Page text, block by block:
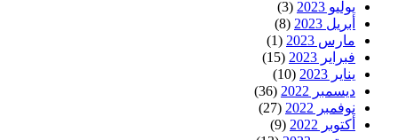
يوليو 2023
(3)
أبريل 2023
(8)
مارس 2023
(1)
فبراير 2023
(15)
يناير 2023
(10)
ديسمبر 2022
(36)
نوفمبر 2022
(27)
أكتوبر 2022
(9)